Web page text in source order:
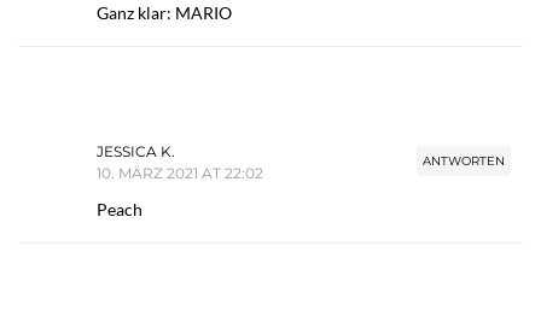
Ganz klar: MARIO
ANTWORTEN
JESSICA K.
10. MÄRZ 2021 AT 22:02
Peach